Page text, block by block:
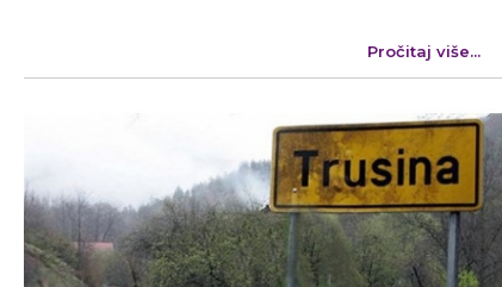
Pročitaj više...